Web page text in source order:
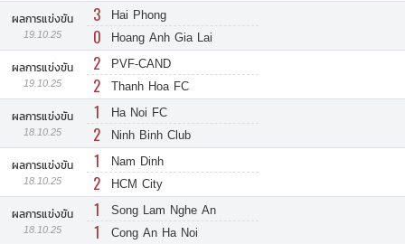
ผลการแข่งขัน
19.10.25
3 Hai Phong
0 Hoang Anh Gia Lai
ผลการแข่งขัน
19.10.25
2 PVF-CAND
2 Thanh Hoa FC
ผลการแข่งขัน
18.10.25
1 Ha Noi FC
2 Ninh Binh Club
ผลการแข่งขัน
18.10.25
1 Nam Dinh
2 HCM City
ผลการแข่งขัน
18.10.25
1 Song Lam Nghe An
1 Cong An Ha Noi